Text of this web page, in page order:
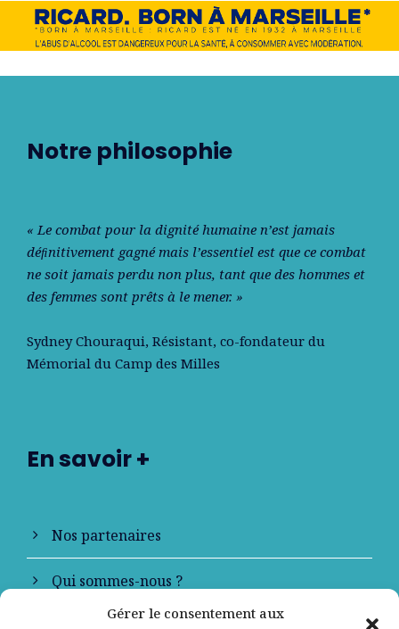
Gérer le consentement aux
Notre philosophie
« Le combat pour la dignité humaine n’est jamais
déﬁnitivement gagné mais l’essentiel est que ce combat
ne soit jamais perdu non plus, tant que des hommes et
des femmes sont prêts à le mener. »
Sydney Chouraqui, Résistant, co-fondateur du
Mémorial du Camp des Milles
En savoir +
Nos partenaires
Qui sommes-nous ?